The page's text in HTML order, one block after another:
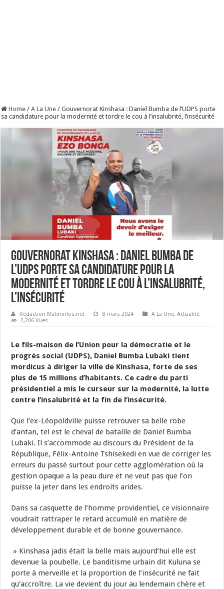
Home / A La Une / Gouvernorat Kinshasa : Daniel Bumba de l’UDPS porte
sa candidature pour la modernité et tordre le cou à l’insalubrité, l’insécurité
Gouvernorat Kinshasa : Daniel Bumba de
l’UDPS porte sa candidature pour la
modernité et tordre le cou à l’insalubrité,
l’insécurité
Rédaction Matininfos.net 8 mars 2024 A La Une,Actualité
2,206 Vues
Le fils-maison de l’Union pour la démocratie et le
progrès social (UDPS), Daniel Bumba Lubaki tient
mordicus à diriger la ville de Kinshasa, forte de ses
plus de 15 millions d’habitants. Ce cadre du parti
présidentiel a mis le curseur sur la modernité, la lutte
contre l’insalubrité et la fin de l’insécurité.
Que l’ex-Léopoldville puisse retrouver sa belle robe
d’antan, tel est le cheval de bataille de Daniel Bumba
Lubaki. Il s’accommode au discours du Président de la
République, Félix-Antoine Tshisekedi en vue de corriger les
erreurs du passé surtout pour cette agglomération où la
gestion opaque a la peau dure et ne veut pas que l’on
puisse la jeter dans les endroits arides.
Dans sa casquette de l’homme providentiel, ce visionnaire
voudrait rattraper le retard accumulé en matière de
développement durable et de bonne gouvernance.
» Kinshasa jadis était la belle mais aujourd’hui elle est
devenue la poubelle. Le banditisme urbain dit Kuluna se
porte à merveille et la proportion de l’insécurité ne fait
qu’accroître. La vie devient du jour au lendemain chère et